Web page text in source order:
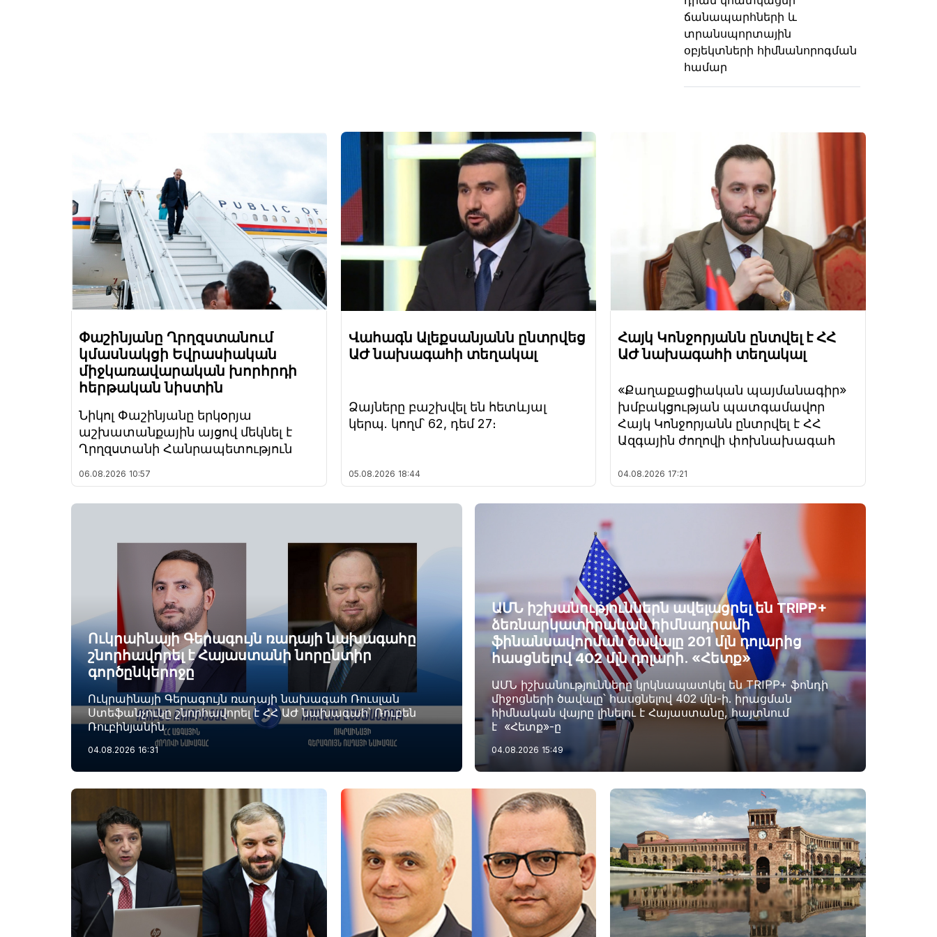
ճանապարհների և
տրանսպորտային
օբյեկտների հիմնանորոգման
համար
Փաշինյանը Ղրղզստանում
կմասնակցի Եվրասիական
միջկառավարական խորհրդի
հերթական նիստին
Նիկոլ Փաշինյանը երկօրյա
աշխատանքային այցով մեկնել է
Ղրղզստանի Հանրապետություն
06.08.2026 10:57
Վահագն Ալեքսանյանն ընտրվեց
ԱԺ նախագահի տեղակալ
Ձայները բաշխվել են հետևյալ
կերպ. կողմ՝ 62, դեմ 27։
05.08.2026 18:44
Հայկ Կոնջորյանն ընտվել է ՀՀ
ԱԺ նախագահի տեղակալ
«Քաղաքացիական պայմանագիր»
խմբակցության պատգամավոր
Հայկ Կոնջորյանն ընտրվել է ՀՀ
Ազգային ժողովի փոխնախագահ
04.08.2026 17:21
Ուկրաինայի Գերագույն ռադայի նախագահը
շնորհավորել է Հայաստանի նորընտիր
գործընկերոջը
Ուկրաինայի Գերագույն ռադայի նախագահ Ռուսլան
Ստեֆանչուկը շնորհավորել է ՀՀ ԱԺ նախագահ՝ Ռուբեն
Ռուբինյանին
04.08.2026 16:31
ԱՄՆ իշխանություններն ավելացրել են TRIPP+
ձեռնարկատիրական հիմնադրամի
ֆինանսավորման ծավալը 201 մլն դոլարից
հասցնելով 402 մլն դոլարի. «Հետք»
ԱՄՆ իշխանությունները կրկնապատկել են TRIPP+ ֆոնդի
միջոցների ծավալը՝ հասցնելով 402 մլն-ի. իրացման
հիմնական վայրը լինելու է Հայաստանը, հայտնում
է «Հետք»-ը
04.08.2026 15:49